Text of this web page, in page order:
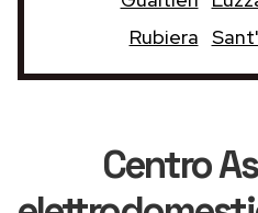
Rubiera
Centro